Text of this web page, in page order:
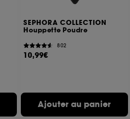
SEPHORA COLLECTION
Houppette Poudre
802
10,99€
Ajouter au panier